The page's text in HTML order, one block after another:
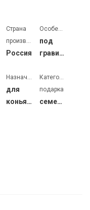
Страна
производства
Россия
Особенности
под
гравировку
Назначение
для
коньяка
Категория
подарка
семейный